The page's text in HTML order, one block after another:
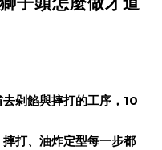
剁餡與摔打的工序，10
打、油炸定型每一步都